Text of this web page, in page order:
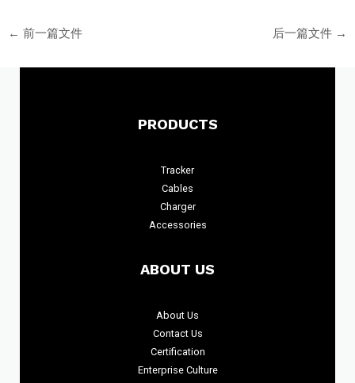
← 前一篇文件 后一篇文件 →
PRODUCTS
Tracker
Cables
Charger
Accessories
ABOUT US
About Us
Contact Us
Certification
Enterprise Culture